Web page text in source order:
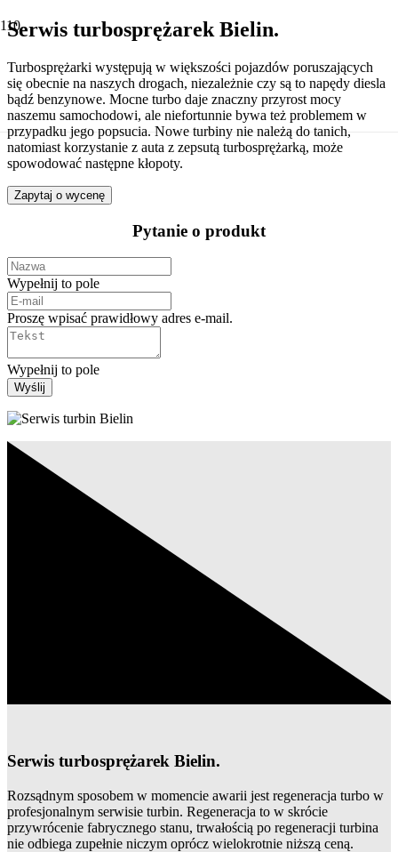
Serwis turbosprężarek Bielin.
Turbosprężarki występują w większości pojazdów poruszających
się obecnie na naszych drogach, niezależnie czy są to napędy diesla
bądź benzynowe. Mocne turbo daje znaczny przyrost mocy
naszemu samochodowi, ale niefortunnie bywa też problemem w
przypadku jego popsucia. Nowe turbiny nie należą do tanich,
natomiast korzystanie z auta z zepsutą turbosprężarką, może
spowodować następne kłopoty.
Zapytaj o wycenę
Pytanie o produkt
Wypełnij to pole
Proszę wpisać prawidłowy adres e-mail.
Wypełnij to pole
Wyślij
Serwis turbosprężarek Bielin.
Rozsądnym sposobem w momencie awarii jest regeneracja turbo w
profesjonalnym serwisie turbin. Regeneracja to w skrócie
przywrócenie fabrycznego stanu, trwałością po regeneracji turbina
nie odbiega zupełnie niczym oprócz wielokrotnie niższą ceną.